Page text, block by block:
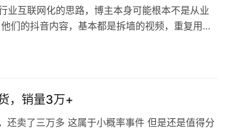
业互联网化的思路，博主本身可能根本不是从业
们的抖音内容，基本都是拆墙的视频，重复用，
够用了） 所有的视频标题都是关键词+地点，这
，销量3万+
还卖了三万多 这属于小概率事件 但是还是值得分